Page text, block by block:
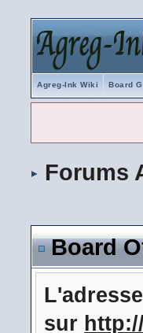
Agreg-Ink Wiki Board
Forums
Board
sur